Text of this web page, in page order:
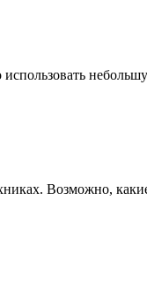
Возможно,